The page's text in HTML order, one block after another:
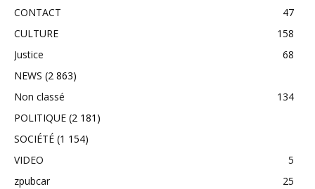
CONTACT
47
CULTURE
158
Justice
68
NEWS (2 863)
Non classé
134
POLITIQUE (2 181)
SOCIÉTÉ (1 154)
VIDEO
5
zpubcar
25